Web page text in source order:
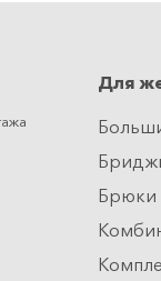
Для
Брюки